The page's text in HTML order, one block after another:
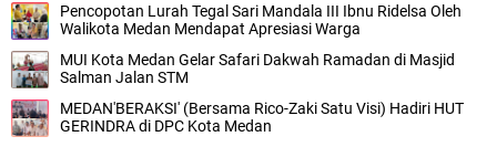
Pencopotan Lurah Tegal Sari Mandala III Ibnu Ridelsa Oleh
Walikota Medan Mendapat Apresiasi Warga
MUI Kota Medan Gelar Safari Dakwah Ramadan di Masjid
Salman Jalan STM
MEDAN'BERAKSI' (Bersama Rico-Zaki Satu Visi) Hadiri HUT
GERINDRA di DPC Kota Medan